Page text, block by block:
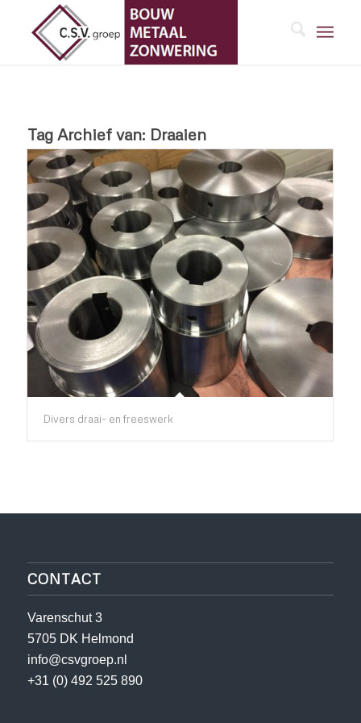
Tag Archief van: Draaien
Divers draai- en freeswerk
CONTACT
Varenschut 3
5705 DK Helmond
info@csvgroep.nl
+31 (0) 492 525 890